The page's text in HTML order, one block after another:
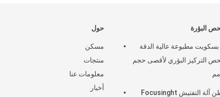
حول
مسكن
منتجات
معلومات عنا
أخبار
البؤرة
مطبوعة عالية الدقة
التركيز البؤري لأقصى حجم
4.5 طن آلة التفتيش Focusinght